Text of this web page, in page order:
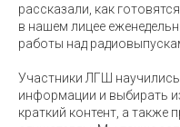
рассказали, как
в нашем лицее
работы над
Участники ЛГШ
информации и выбирать
краткий контент, а также